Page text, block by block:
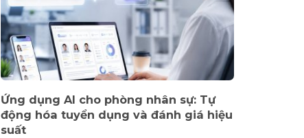
Ứng dụng AI cho phòng nhân sự: Tự
động hóa tuyển dụng và đánh giá hiệu
suất